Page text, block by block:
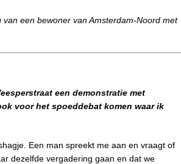
een bewoner van Amsterdam-Noord met
een demonstratie met
voor het spoeddebat komen waar ik
Een man spreekt me aan en vraagt of
dezelfde vergadering gaan en dat we